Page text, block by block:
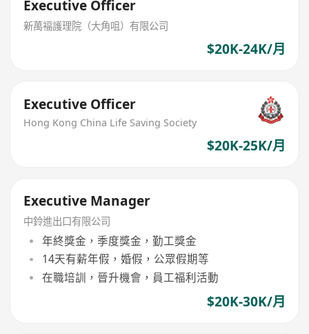
Executive Officer
新萬褔護理院（大角咀）有限公司
$20K-24K/月
Executive Officer
Hong Kong China Life Saving Society
$20K-25K/月
Executive Manager
中鈴進出口有限公司
年終獎金，季度獎金，勤工獎金
14天有薪年假，婚假，公眾假期等
在職培訓，晉升機會，員工福利活動
$20K-30K/月